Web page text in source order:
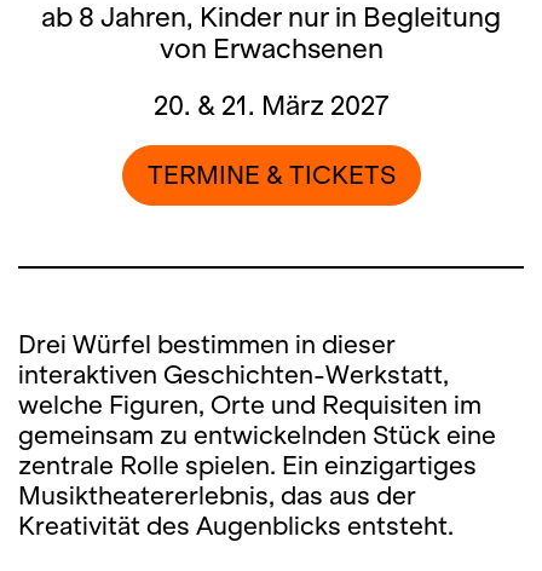
ab 8 Jahren, Kinder nur in Begleitung
von Erwachsenen
20. & 21. März 2027
TERMINE & TICKETS
Drei Würfel bestimmen in dieser
interaktiven Geschichten-Werkstatt,
welche Figuren, Orte und Requisiten im
gemeinsam zu entwickelnden Stück eine
zentrale Rolle spielen. Ein einzigartiges
Musiktheatererlebnis, das aus der
Kreativität des Augenblicks entsteht.